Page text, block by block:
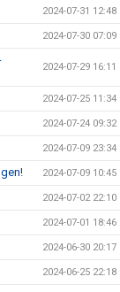
2024-07-31 12:48
2024-07-30 07:09
2024-07-29 16:11
2024-07-25 11:34
2024-07-24 09:32
2024-07-09 23:34
2024-07-09 10:45
2024-07-02 22:10
2024-07-01 18:46
2024-06-30 20:17
2024-06-25 22:18